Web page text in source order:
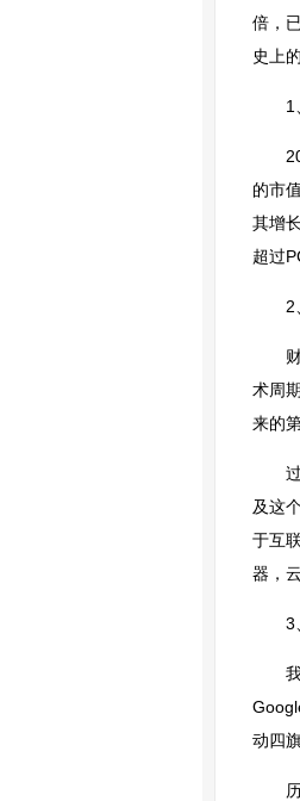
倍，
史上
1
的市
其增
超过
2
术周
来的
及这
于互
器，
3
动四